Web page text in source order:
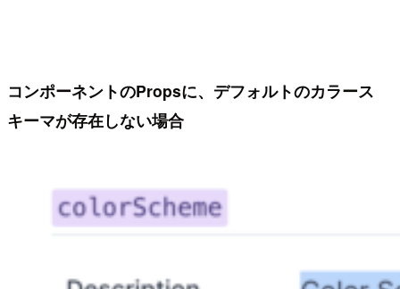
コンポーネントのPropsに、デフォルトのカラース
キーマが存在しない場合